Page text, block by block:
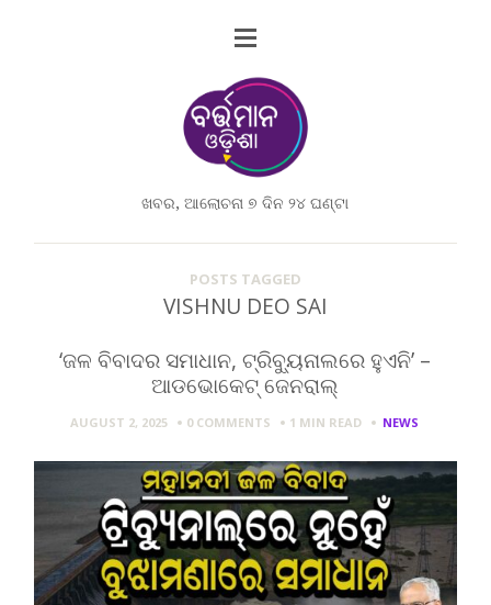
ଖବର, ଆଲୋଚନା ୭ ଦିନ ୨୪ ଘଣ୍ଟା
POSTS TAGGED
VISHNU DEO SAI
‘ଜଳ ବିବାଦର ସମାଧାନ, ଟ୍ରିବ୍ୟୁନାଲରେ ହୁଏନି’ –
ଆଡଭୋକେଟ୍ ଜେନରାଲ୍
AUGUST 2, 2025 0 COMMENTS 1 MIN READ NEWS